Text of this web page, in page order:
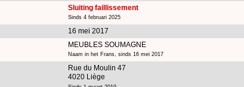
Sluiting faillissement
Sinds 4 februari 2025
16 mei 2017
MEUBLES SOUMAGNE
Naam in het Frans, sinds 16 mei 2017
Rue du Moulin 47
4020 Liège